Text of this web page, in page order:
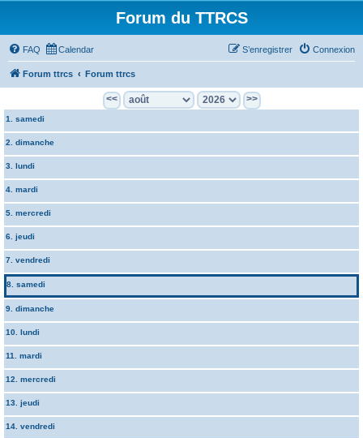
Forum du TTRCS
FAQ Calendar Connexion
S’enregistrer
Forum ttrcs Forum ttrcs
<< >>
1. samedi
2. dimanche
3. lundi
4. mardi
5. mercredi
6. jeudi
7. vendredi
8. samedi
9. dimanche
10. lundi
11. mardi
12. mercredi
13. jeudi
14. vendredi